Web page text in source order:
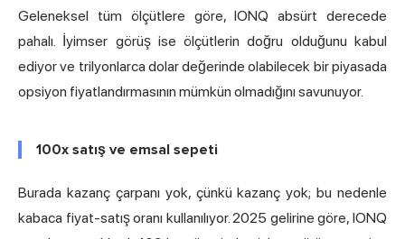
Geleneksel tüm ölçütlere göre, IONQ absürt derecede
pahalı. İyimser görüş ise ölçütlerin doğru olduğunu kabul
ediyor ve trilyonlarca dolar değerinde olabilecek bir piyasada
opsiyon fiyatlandırmasının mümkün olmadığını savunuyor.
100x satış ve emsal sepeti
Burada kazanç çarpanı yok, çünkü kazanç yok; bu nedenle
kabaca fiyat-satış oranı kullanılıyor. 2025 gelirine göre, IONQ